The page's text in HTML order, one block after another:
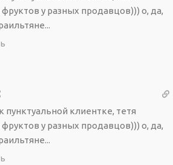
у разных продавцов))) о, да,
пунктуальной клиентке, тетя
у разных продавцов))) о, да,